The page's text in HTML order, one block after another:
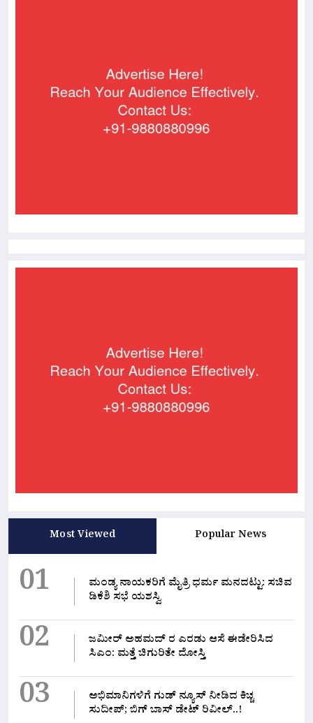
Most Viewed Popular News
01
ಮಂಡ್ಯ ನಾಯಕರಿಗೆ ಮೈತ್ರಿ ಧರ್ಮ ಮನದಟ್ಟು: ಸಚಿವ
ಡಿಕೆಶಿ ಸಭೆ ಯಶಸ್ವಿ
02
ಜಮೀರ್ ಅಹಮದ್ ರ ಎರಡು ಆಸೆ ಈಡೇರಿಸಿದ
ಸಿಎಂ: ಮತ್ತೆ ಚಿಗುರಿತೇ ದೋಸ್ತಿ
03
ಅಭಿಮಾನಿಗಳಿಗೆ ಗುಡ್ ನ್ಯೂಸ್ ನೀಡಿದ ಕಿಚ್ಚ
ಸುದೀಪ್; ಬಿಗ್ ಬಾಸ್ ಡೇಟ್ ರಿವೀಲ್..!